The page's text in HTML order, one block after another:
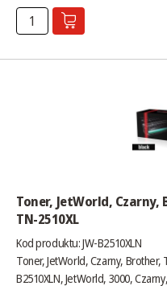
Toner, JetWorld, Czarny,
TN-2510XL
Kod produktu: JW-B2510XLN
Toner, JetWorld, Czarny, Brother,
B2510XLN, JetWorld, 3000,